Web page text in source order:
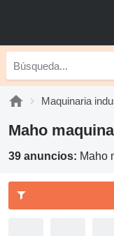
Maquinaria
Maho
39 anuncios: Maho